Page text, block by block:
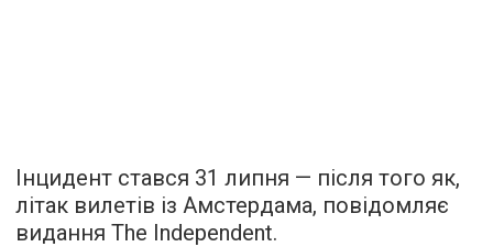
Інцидент стався 31 липня — після того як,
літак вилетів із Амстердама, повідомляє
видання The Independent.